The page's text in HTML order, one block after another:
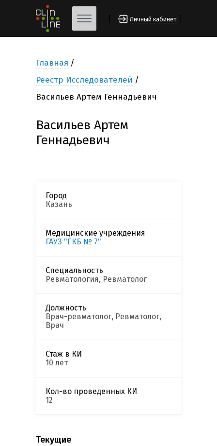
Личный кабинет
Главная
Реестр Исследователей
Васильев Артем Геннадьевич
Васильев Артем
Геннадьевич
Город
Казань
Медицинские учреждения
ГАУЗ "ГКБ № 7"
Специальность
Ревматология, Ревматолог
Должность
Врач-ревматолог, Ревматолог,
Врач
Стаж в КИ
10 лет
Кол-во проведенных КИ
12
Текущие